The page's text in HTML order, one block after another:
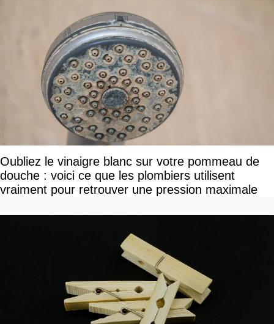
Oubliez le vinaigre blanc sur votre pommeau de
douche : voici ce que les plombiers utilisent
vraiment pour retrouver une pression maximale